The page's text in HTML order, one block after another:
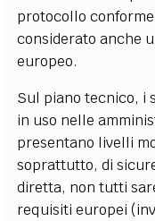
protocollo
considerato anche
europeo.
Sul piano tecnico, i
in uso nelle
presentano livelli
soprattutto, di
diretta, non tutti
requisiti europei